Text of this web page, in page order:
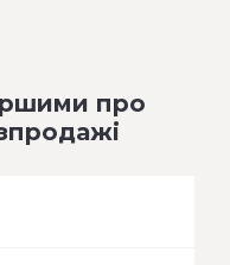
про